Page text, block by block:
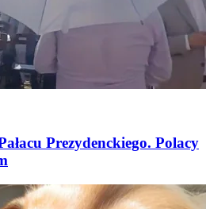
Prezydenckiego. Polacy